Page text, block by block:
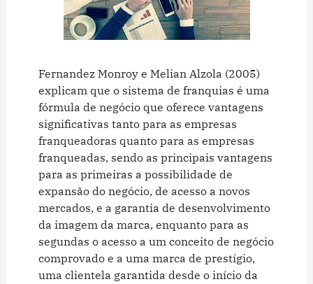
Fernandez Monroy e Melian Alzola (2005)
explicam que o sistema de franquias é uma
fórmula de negócio que oferece vantagens
significativas tanto para as empresas
franqueadoras quanto para as empresas
franqueadas, sendo as principais vantagens
para as primeiras a possibilidade de
expansão do negócio, de acesso a novos
mercados, e a garantia de desenvolvimento
da imagem da marca, enquanto para as
segundas o acesso a um conceito de negócio
comprovado e a uma marca de prestígio,
uma clientela garantida desde o início da